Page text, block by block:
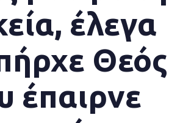
έλεγα
Θεός
έπαιρνε